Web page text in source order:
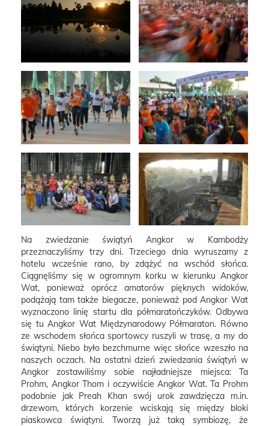
Na zwiedzanie świątyń Angkor w Kambodży
przeznaczyliśmy trzy dni. Trzeciego dnia wyruszamy z
hotelu wcześnie rano, by zdążyć na wschód słońca.
Ciągnęliśmy się w ogromnym korku w kierunku Angkor
Wat, ponieważ oprócz amatorów pięknych widoków,
podążają tam także biegacze, ponieważ pod Angkor Wat
wyznaczono linię startu dla półmaratończyków. Odbywa
się tu Angkor Wat Międzynarodowy Półmaraton. Równo
ze wschodem słońca sportowcy ruszyli w trasę, a my do
świątyni. Niebo było bezchmurne więc słońce wzeszło na
naszych oczach. Na ostatni dzień zwiedzania świątyń w
Angkor zostawiliśmy sobie najładniejsze miejsca: Ta
Prohm, Angkor Thom i oczywiście Angkor Wat. Ta Prohm
podobnie jak Preah Khan swój urok zawdzięcza m.in.
drzewom, których korzenie wciskają się między bloki
piaskowca świątyni. Tworzą już taką symbiozę, że